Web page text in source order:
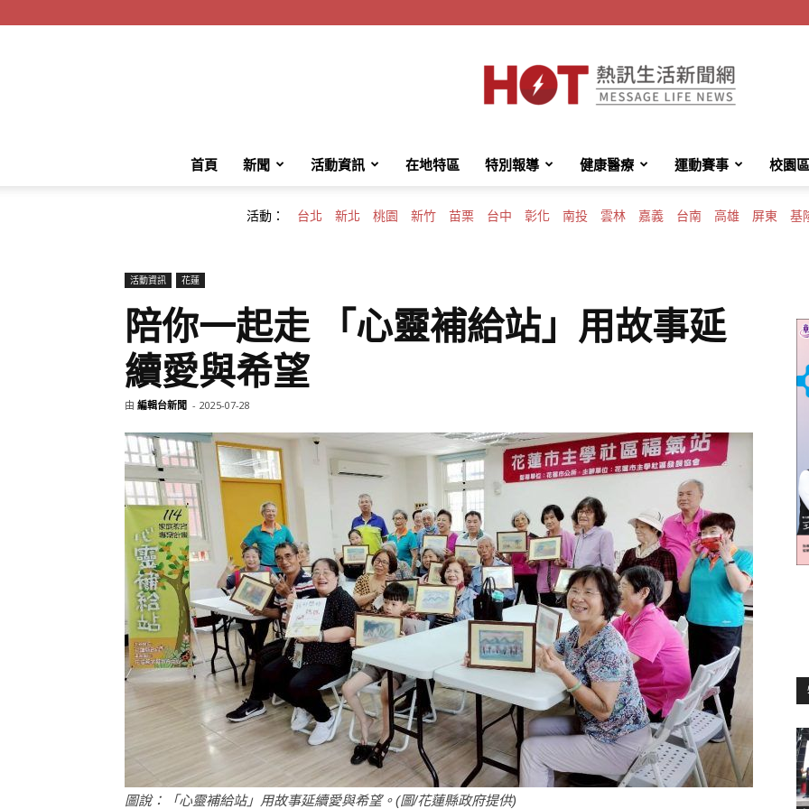
HotMessage
生
活
新
首頁 新聞 活動資訊 在地特區 特別報導 健康醫療 運動賽事 校園區
活動： 台北 新北 桃園 新竹 苗栗 台中 彰化 南投 雲林 嘉義 台南 高雄 屏東 基
活動資訊 花蓮
陪你一起走 「心靈補給站」用故事延
續愛與希望
由 編輯台新聞 - 2025-07-28
圖說：「心靈補給站」用故事延續愛與希望。(圖/花蓮縣政府提供)